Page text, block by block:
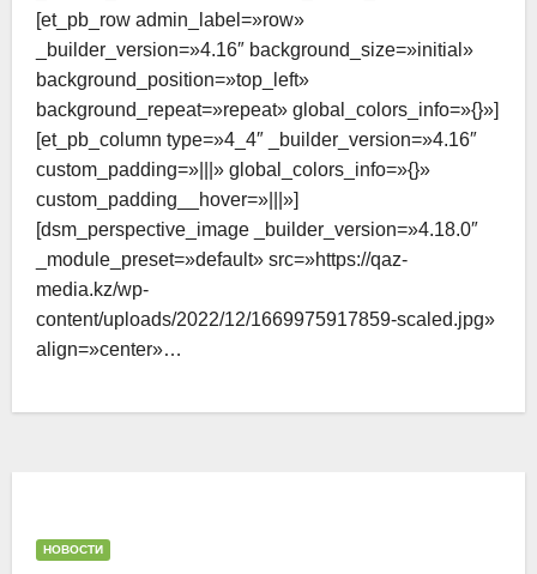
НОВОСТИ ОБЩЕСТВО
СЕВЕРО-КАЗАХСТАНСКАЯ ОБЛАСТЬ
За каждым новым объектом —
люди: в СКО чествовали
строителей
[et_pb_row admin_label=»row»
_builder_version=»4.16″ background_size=»initial»
background_position=»top_left»
background_repeat=»repeat» global_colors_info=»{}»]
[et_pb_column type=»4_4″ _builder_version=»4.16″
custom_padding=»|||» global_colors_info=»{}»
custom_padding__hover=»|||»]
[dsm_perspective_image _builder_version=»4.18.0″
_module_preset=»default» src=»https://qaz-
media.kz/wp-
content/uploads/2022/12/1669975917859-scaled.jpg»
align=»center»…
НОВОСТИ